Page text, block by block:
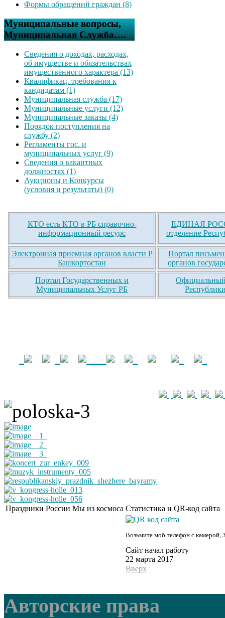
Формы обращений граждан (8)
Муниципальные вопросы,
Муниципальная Служба….
Сведения о доходах, расходах,
об имуществе и обязательствах
имущественного характера (13)
Квалификац. требования к
кандидатам (1)
Муниципальная служба (17)
Муниципальные услуги (12)
Муниципальные заказы (4)
Порядок поступления на
службу (2)
Регламенты гос. и
муниципальных услуг (9)
Сведения о вакантных
должностях (1)
Аукционы и Конкурсы
(условия и результаты) (0)
КТО есть КТО в РБ справочно-
информационный ресурс
ЕДИНАЯ
отделение
Электронная приемная органов власти Р
Башкортостан
Портал
органов
Портал Государственных и
Муниципальных Услуг РБ
Официальный
Праздники России Мы из космоса Статистика и QR-код сайта
Возьмите моб телефон с камерой,
Сайт начал работу
22 марта 2017
Вверх
Авторские права